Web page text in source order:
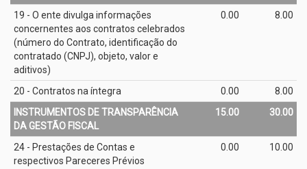
19 - O ente divulga informações
concernentes aos contratos celebrados
(número do Contrato, identificação do
contratado (CNPJ), objeto, valor e
aditivos)
0.00 8.00
20 - Contratos na íntegra 0.00
8.00
INSTRUMENTOS DE TRANSPARÊNCIA
DA GESTÃO FISCAL
15.00 30.00
24 - Prestações de Contas e
respectivos Pareceres Prévios
0.00 10.00